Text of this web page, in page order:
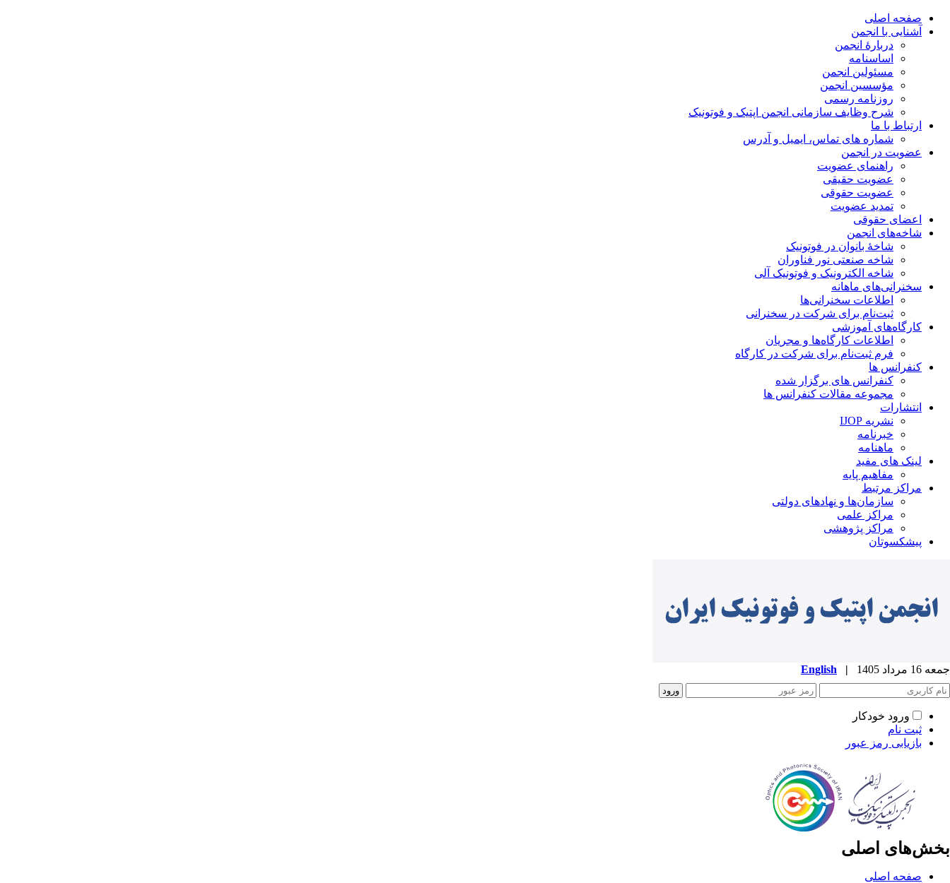
صفحه اصلی
آشنایی با انجمن
دربارۀ انجمن
اساسنامه
مسئولین انجمن
مؤسسین انجمن
روزنامه رسمی
شرح وظایف سازمانی انجمن اپتیک و فوتونیک
ارتباط با ما
شماره های تماس، ایمیل و آدرس
عضویت در انجمن
راهنمای عضویت
عضویت حقیقی
عضویت حقوقی
تمدید عضویت
اعضای حقوقی
شاخه‌های انجمن
شاخۀ بانوان در فوتونیک
شاخه صنعتی نور فناوران
شاخه‌ الکترونیک و فوتونیک آلی
سخنرانی‌های ماهانه
اطلاعات سخنرانی‌‌ها
ثبت‌نام برای شرکت در سخنرانی
کارگاه‌های آموزشی
اطلاعات کارگاه‌ها و مجریان
فرم ثبت‌نام برای شرکت در کارگاه
کنفرانس ها
کنفرانس های برگزار شده
مجموعه مقالات کنفرانس ها
انتشارات
نشریه IJOP
خبرنامه
ماهنامه
لینک های مفید
مفاهیم پایه
مراکز مرتبط
سازمان‌ها و نهادهای دولتی
مراکز علمی
مراکز پژوهشی
پیشکسوتان
جمعه 16 مرداد 1405 |
English
ورود خودکار
ثبت نام
بازیابی رمز عبور
بخش‌های اصلی
صفحه اصلی